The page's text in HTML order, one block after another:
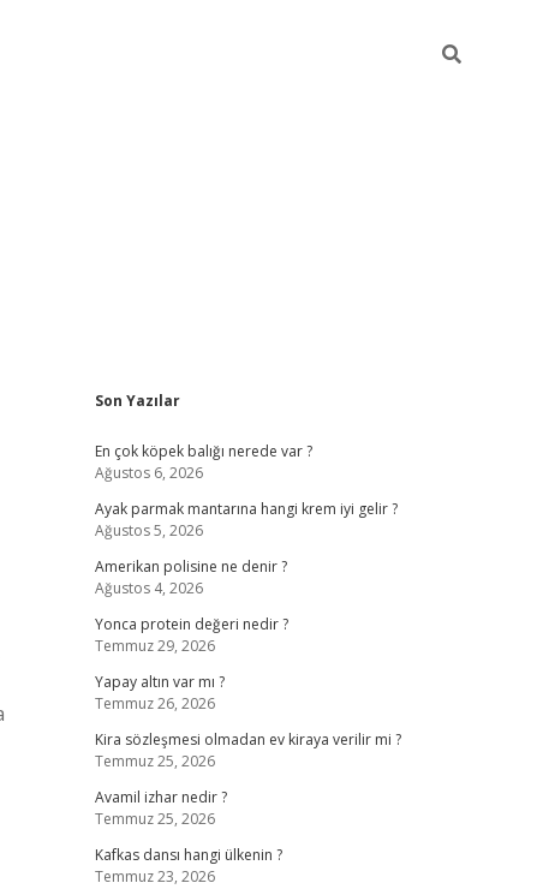
Sidebar
Son Yazılar
En çok köpek balığı nerede var ?
Ağustos 6, 2026
Ayak parmak mantarına hangi krem iyi gelir ?
Ağustos 5, 2026
Amerikan polisine ne denir ?
Ağustos 4, 2026
Yonca protein değeri nedir ?
Temmuz 29, 2026
Yapay altın var mı ?
Temmuz 26, 2026
Kira sözleşmesi olmadan ev kiraya verilir mi ?
Temmuz 25, 2026
Avamil izhar nedir ?
Temmuz 25, 2026
Kafkas dansı hangi ülkenin ?
Temmuz 23, 2026